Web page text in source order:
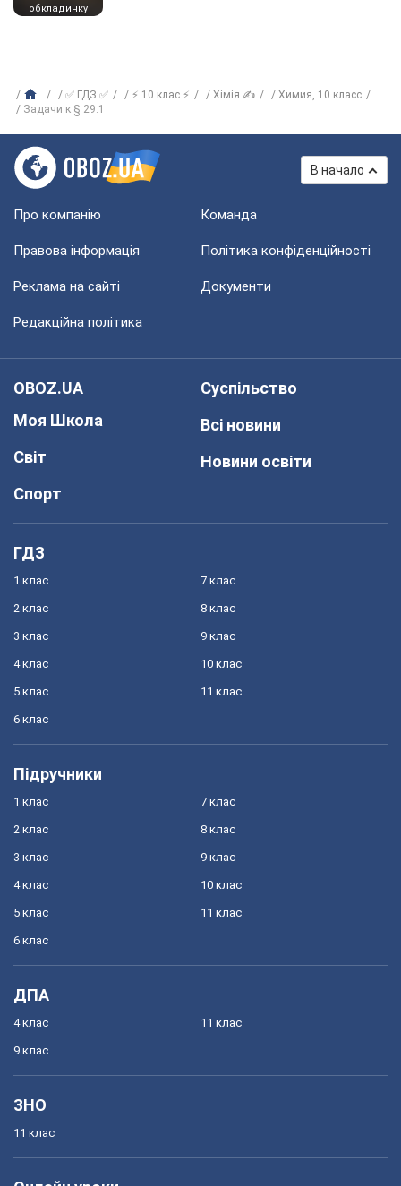
обкладинку
✅ ГДЗ ✅ ⚡ 10 клас ⚡ Хімія ✍
Химия, 10 класс
Задачи к § 29.1
В начало
Про компанію Команда
Правова інформація Політика конфіденційності
Реклама на сайті Документи
Редакційна політика
OBOZ.UA
Моя Школа
Світ
Спорт
Суспільство
Всі новини
Новини освіти
ГДЗ
1 клас
2 клас
3 клас
4 клас
5 клас
6 клас
7 клас
8 клас
9 клас
10 клас
11 клас
Підручники
1 клас
2 клас
3 клас
4 клас
5 клас
6 клас
7 клас
8 клас
9 клас
10 клас
11 клас
ДПА
4 клас
9 клас
11 клас
ЗНО
11 клас